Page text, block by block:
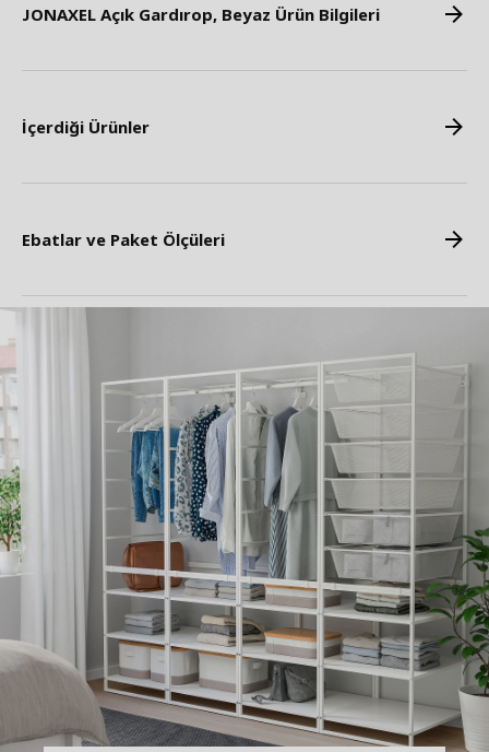
JONAXEL Açık Gardırop, Beyaz Ürün Bilgileri
İçerdiği Ürünler
Ebatlar ve Paket Ölçüleri